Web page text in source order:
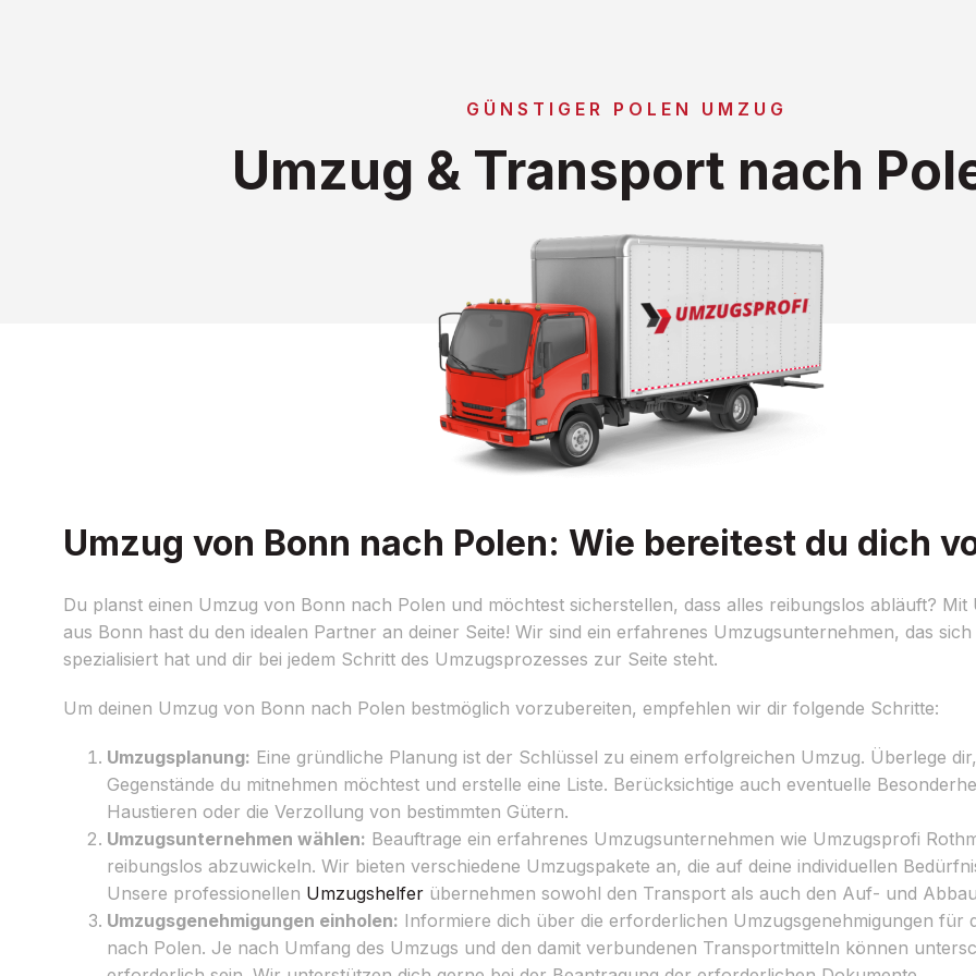
GÜNSTIGER POLEN UMZUG
Umzug & Transport nach
Umzug von Bonn nach Polen: Wie bereitest du dich
Du planst einen Umzug von Bonn nach Polen und möchtest sicherstellen, dass alles reibungslos abläuft?
aus Bonn hast du den idealen Partner an deiner Seite! Wir sind ein erfahrenes Umzugsunternehmen, das
spezialisiert hat und dir bei jedem Schritt des Umzugsprozesses zur Seite steht.
Um deinen Umzug von Bonn nach Polen bestmöglich vorzubereiten, empfehlen wir dir folgende Schritte:
Umzugsplanung: Eine gründliche Planung ist der Schlüssel zu einem erfolgreichen Umzug. Überlege
Gegenstände du mitnehmen möchtest und erstelle eine Liste. Berücksichtige auch eventuelle
Haustieren oder die Verzollung von bestimmten Gütern.
Umzugsunternehmen wählen: Beauftrage ein erfahrenes Umzugsunternehmen wie Umzugsprofi
reibungslos abzuwickeln. Wir bieten verschiedene Umzugspakete an, die auf deine individuellen
Unsere professionellen Umzugshelfer übernehmen sowohl den Transport als auch den Auf- und
Umzugsgenehmigungen einholen: Informiere dich über die erforderlichen Umzugsgenehmigungen für
nach Polen. Je nach Umfang des Umzugs und den damit verbundenen Transportmitteln können